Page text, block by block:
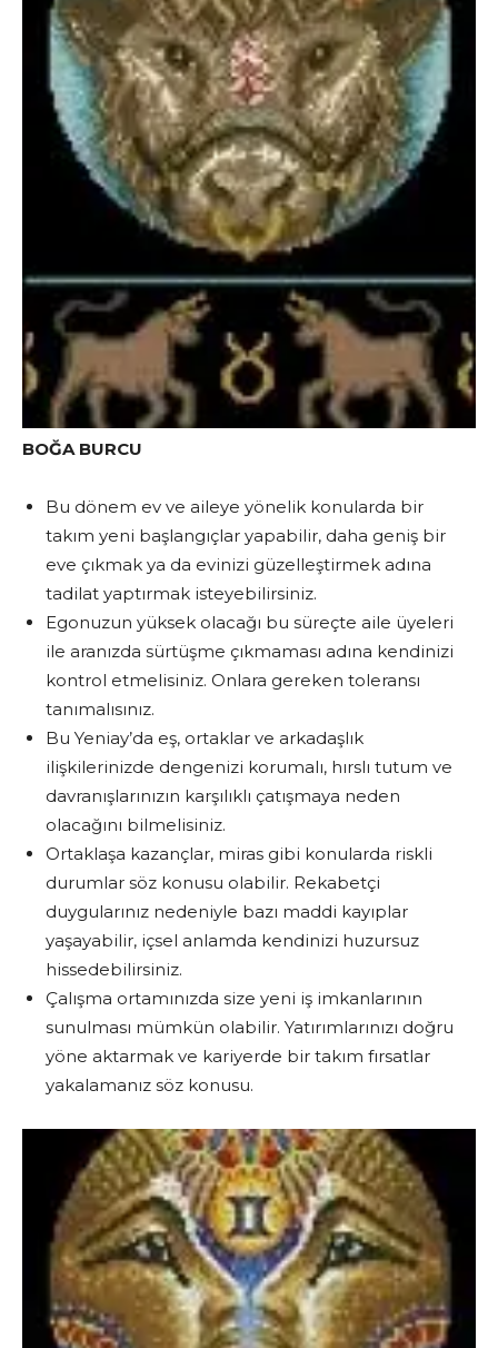
BOĞA BURCU
Bu dönem ev ve aileye yönelik konularda bir
takım yeni başlangıçlar yapabilir, daha geniş bir
eve çıkmak ya da evinizi güzelleştirmek adına
tadilat yaptırmak isteyebilirsiniz.
Egonuzun yüksek olacağı bu süreçte aile üyeleri
ile aranızda sürtüşme çıkmaması adına kendinizi
kontrol etmelisiniz. Onlara gereken toleransı
tanımalısınız.
Bu Yeniay’da eş, ortaklar ve arkadaşlık
ilişkilerinizde dengenizi korumalı, hırslı tutum ve
davranışlarınızın karşılıklı çatışmaya neden
olacağını bilmelisiniz.
Ortaklaşa kazançlar, miras gibi konularda riskli
durumlar söz konusu olabilir. Rekabetçi
duygularınız nedeniyle bazı maddi kayıplar
yaşayabilir, içsel anlamda kendinizi huzursuz
hissedebilirsiniz.
Çalışma ortamınızda size yeni iş imkanlarının
sunulması mümkün olabilir. Yatırımlarınızı doğru
yöne aktarmak ve kariyerde bir takım fırsatlar
yakalamanız söz konusu.